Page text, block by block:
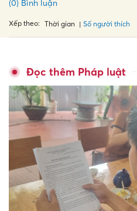
(0) Bình luận
Xếp theo: Thời gian Số người thích
Đọc thêm Pháp luật